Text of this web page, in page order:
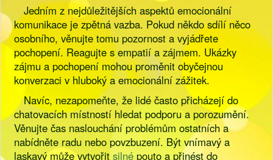
Jedním z nejdůležitějších aspektů emocionální
komunikace je zpětná vazba. Pokud někdo sdílí něco
osobního, věnujte tomu pozornost a vyjádřete
pochopení. Reagujte s empatií a zájmem. Ukázky
zájmu a pochopení mohou proměnit obyčejnou
konverzaci v hluboký a emocionální zážitek.
Navíc, nezapomeňte, že lidé často přicházejí do
chatovacích místností hledat podporu a porozumění.
Věnujte čas naslouchání problémům ostatních a
nabídněte radu nebo povzbuzení. Být vnímavý a
laskavý může vytvořitsilné pouto a přinést do